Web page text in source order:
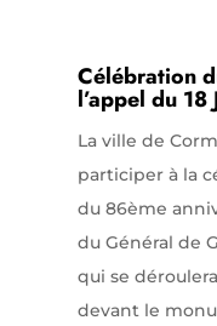
Célébration
l’appel du
La ville de
participer à la
du 86ème
du Général de
qui se
devant le